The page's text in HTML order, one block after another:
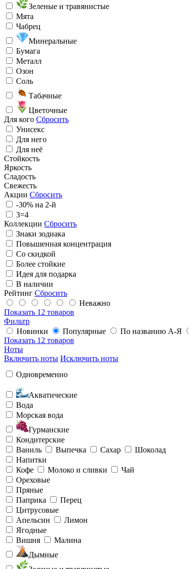
Зеленые и травянистые
Мята
Чабрец
Минеральные
Бумага
Металл
Озон
Соль
Табачные
Цветочные
Для кого Сбросить
Унисекс
Для него
Для неё
Стойкость
Яркость
Сладость
Свежесть
Акции Сбросить
-30% на 2-й
3=4
Коллекции Сбросить
Знаки зодиака
Повышенная концентрация
Со скидкой
Более стойкие
Идея для подарка
В наличии
Рейтинг Сбросить
Неважно
Показать 12 товаров
Фильтр
Новинки
Популярные По названию А-Я
Показать 12 товаров
Ноты
Включить ноты Исключить ноты
Одновременно
Акватические
Вода
Морская вода
Гурманские
Кондитерские
Ваниль
Выпечка Сахар
Шоколад
Напитки
Кофе
Молоко и сливки
Чай
Ореховые
Пряные
Паприка
Перец
Цитрусовые
Апельсин
Лимон
Ягодные
Вишня
Малина
Дымные